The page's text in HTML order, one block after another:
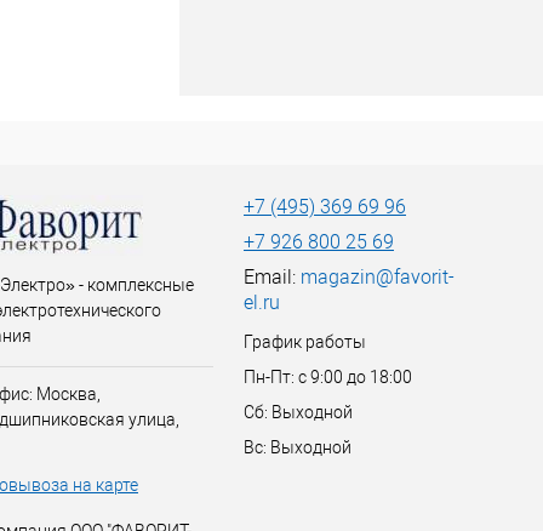
- комплексные
Москва,
улица,
на карте
+7 (495) 369 69 96
+7 926 800 25 69
Email: magazin@favorit-
el.ru
График работы
Пн-Пт: с 9:00 до 18:00
Сб: Выходной
Вс: Выходной